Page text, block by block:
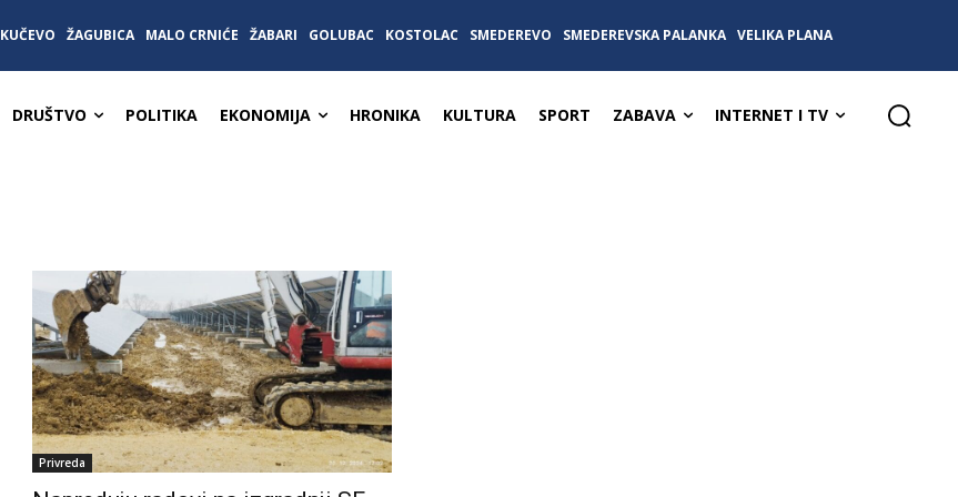
KUČEVO ŽAGUBICA MALO CRNIĆE ŽABARI GOLUBAC KOSTOLAC SMEDEREVO SMEDEREVSKA PALANKA VELIKA PLANA
DRUŠTVO POLITIKA EKONOMIJA HRONIKA KULTURA SPORT ZABAVA INTERNET I TV
Privreda